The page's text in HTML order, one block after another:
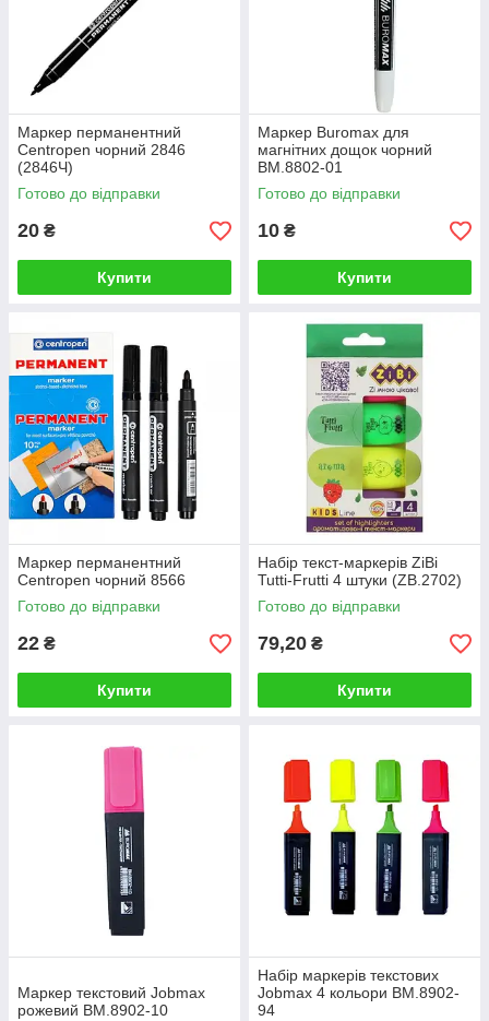
Маркер перманентний
Centropen чорний 2846
(2846Ч)
Готово до відправки
20 ₴
Купити
Маркер Buromax для
магнітних дощок чорний
BM.8802-01
Готово до відправки
10 ₴
Купити
Маркер перманентний
Centropen чорний 8566
Готово до відправки
22 ₴
Купити
Набір текст-маркерів ZiBi
Tutti-Frutti 4 штуки (ZB.2702)
Готово до відправки
79,20 ₴
Купити
Маркер текстовий Jobmax
рожевий BM.8902-10
Набір маркерів текстових
Jobmax 4 кольори BM.8902-
94